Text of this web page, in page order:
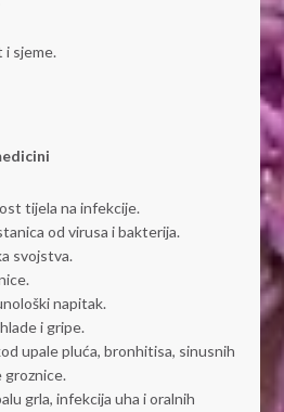
i sjeme.
tijela na infekcije.
od virusa i bakterija.
svojstva.
napitak.
i gripe.
upale pluća, bronhitisa, sinusnih
groznice.
grla, infekcija uha i oralnih